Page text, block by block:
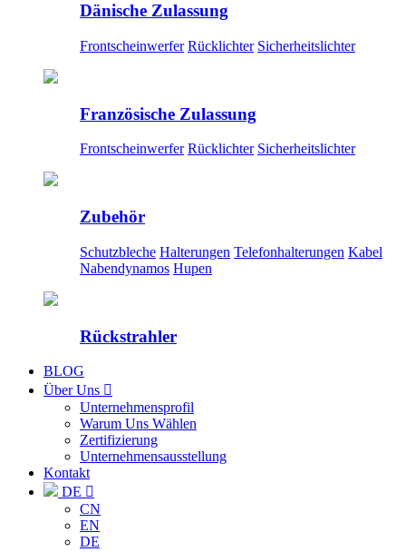
Dänische Zulassung
Frontscheinwerfer Rücklichter Sicherheitslichter
Französische Zulassung
Frontscheinwerfer Rücklichter Sicherheitslichter
Zubehör
Schutzbleche Halterungen Telefonhalterungen Kabel
Nabendynamos Hupen
Rückstrahler
BLOG
Über Uns 
Unternehmensprofil
Warum Uns Wählen
Zertifizierung
Unternehmensausstellung
Kontakt
DE 
CN
EN
DE